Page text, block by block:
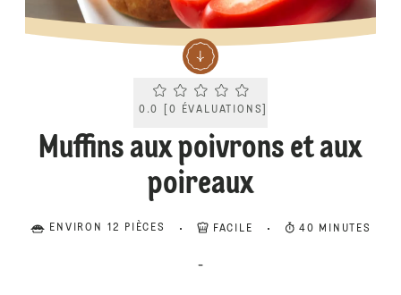
Current rating 0.0. Click to rate.
0.0 0 ÉVALUATIONS
Muffins aux poivrons et aux
poireaux
ENVIRON 12 PIÈCES FACILE 40 MINUTES
-